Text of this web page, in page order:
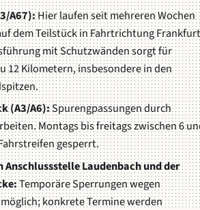
A67):Hier laufen seit mehreren Wochen
dem Teilstück in Fahrtrichtung
mit Schutzwänden sorgt für
12 Kilometern, insbesondere in den
(A3/A6):Spur­engpassungen durch
Montags bis freitags zwischen 6
gesperrt.
Laudenbach und der
Temporäre Sperrungen wegen
konkrete Termine werden